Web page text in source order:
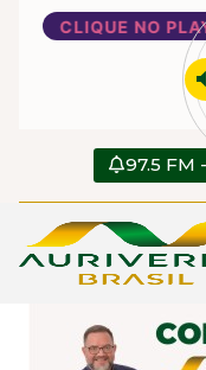
CLIQUE NO
97.5 FM